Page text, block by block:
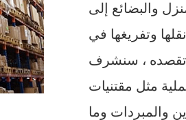
والبضائع إلى
وتفريغها في
تقصده ، سنشرف
مثل مقتنيات
والمبردات وما